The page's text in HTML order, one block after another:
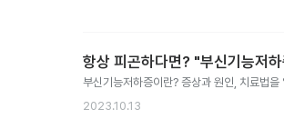
항상 피곤하다면? "부신기능저
부신기능저하증이란? 증상과 원인, 치료법을
2023.10.13